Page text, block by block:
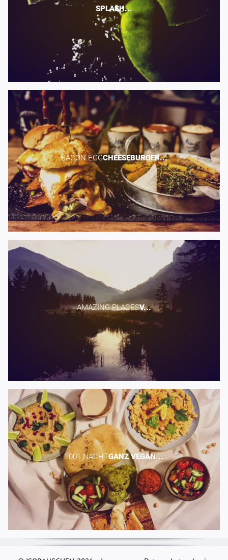
SPLASH...
BACON EGG​CHEESEBURGER...
AMAZING PLACES​V...
1001 NACHT​GANZ VEGAN...